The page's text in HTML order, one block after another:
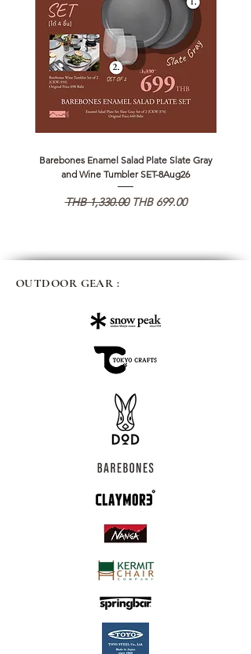
Barebones Enamel Salad Plate Slate Gray
and Wine Tumbler SET-8Aug26
Regular Price
THB 1,330.00 Sale Price
THB 699.00
OUTDOOR GEAR :